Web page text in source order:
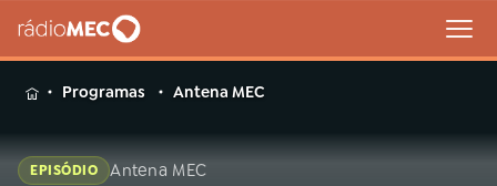
MENUProgramas Antena MEC
EPISÓDIO Antena MEC